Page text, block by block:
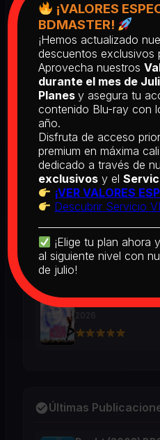
Return of the
(1988) BD25
2025
[PEDIDO] The
Earth [Criterion
BD25
2026
Latino
2026
The Real McCoy
2026
Últimas
¡VALORES
BDMASTER!
¡Hemos actualizado
descuentos exclusivos
Aprovecha nuestros
durante el mes de
Planes y asegura tu
contenido Blu-ray con
año.
Disfruta de acceso
premium en máxima
dedicado a través de
exclusivos y el
¡VER VALORES
Descubrir Servicio
¡Elige tu plan ahora
al siguiente nivel con
de julio!